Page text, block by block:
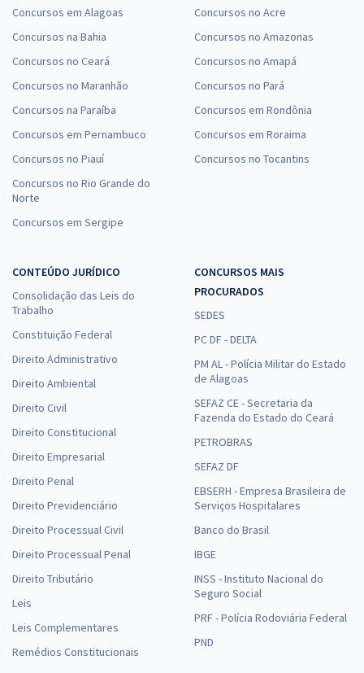
Concursos em Alagoas
Concursos na Bahia
Concursos no Ceará
Concursos no Maranhão
Concursos na Paraíba
Concursos em Pernambuco
Concursos no Piauí
Concursos no Rio Grande do
Norte
Concursos em Sergipe
Concursos no Acre
Concursos no Amazonas
Concursos no Amapá
Concursos no Pará
Concursos em Rondônia
Concursos em Roraima
Concursos no Tocantins
CONTEÚDO JURÍDICO
Consolidação das Leis do
Trabalho
Constituição Federal
Direito Administrativo
Direito Ambiental
Direito Civil
Direito Constitucional
Direito Empresarial
Direito Penal
Direito Previdenciário
Direito Processual Civil
Direito Processual Penal
Direito Tributário
Leis
Leis Complementares
Remédios Constitucionais
CONCURSOS MAIS
PROCURADOS
SEDES
PC DF - DELTA
PM AL - Polícia Militar do Estado
de Alagoas
SEFAZ CE - Secretaria da
Fazenda do Estado do Ceará
PETROBRAS
SEFAZ DF
EBSERH - Empresa Brasileira de
Serviços Hospitalares
Banco do Brasil
IBGE
INSS - Instituto Nacional do
Seguro Social
PRF - Polícia Rodoviária Federal
PND